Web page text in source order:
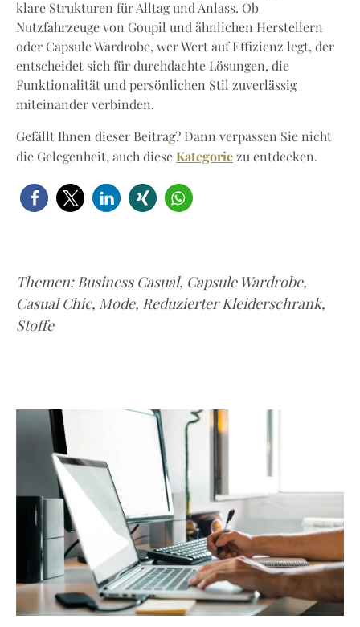
klare Strukturen für Alltag und Anlass. Ob
Nutzfahrzeuge von Goupil und ähnlichen Herstellern
oder Capsule Wardrobe, wer Wert auf Effizienz legt, der
entscheidet sich für durchdachte Lösungen, die
Funktionalität und persönlichen Stil zuverlässig
miteinander verbinden.
Gefällt Ihnen dieser Beitrag? Dann verpassen Sie nicht
die Gelegenheit, auch diese Kategorie zu entdecken.
Themen: Business Casual, Capsule Wardrobe,
Casual Chic, Mode, Reduzierter Kleiderschrank,
Stoffe